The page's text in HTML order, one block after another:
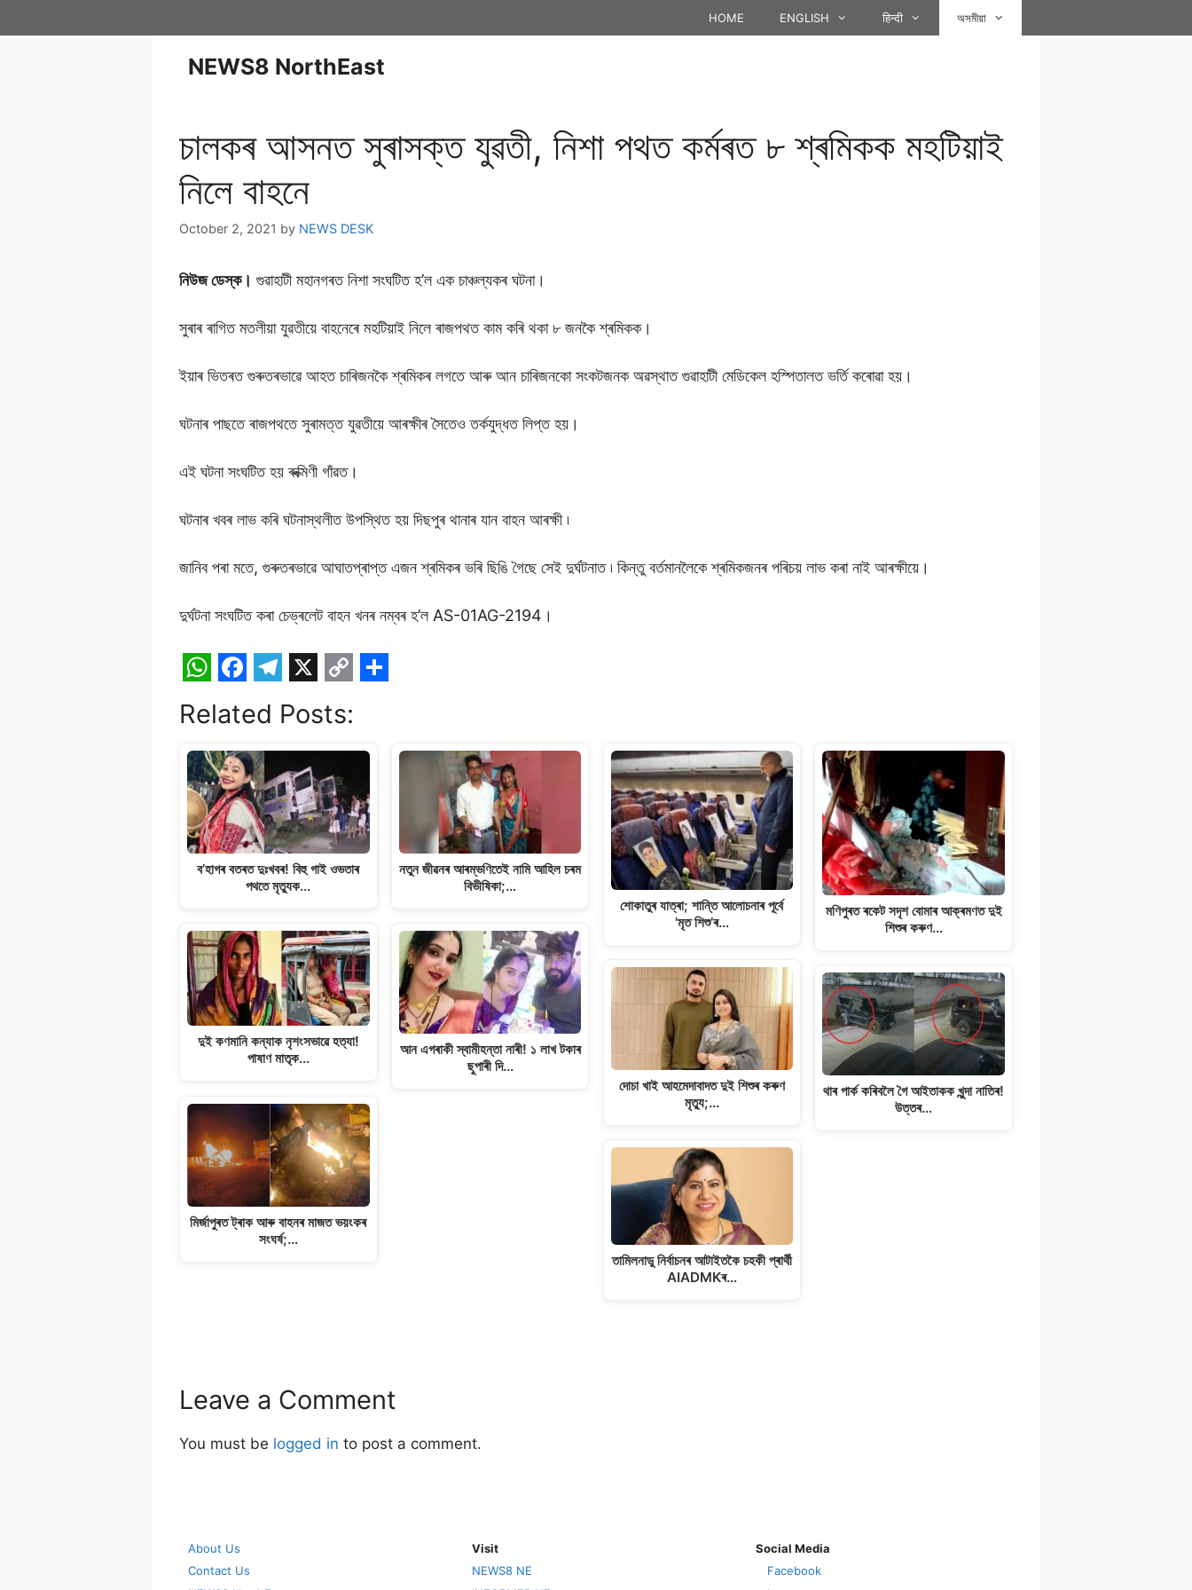
HOME ENGLISH हिन्दी অসমীয়া
NEWS8 NorthEast
চালকৰ আসনত সুৰাসক্ত যুৱতী, নিশা পথত কৰ্মৰত ৮ শ্ৰমিকক মহটিয়াই
নিলে বাহনে
October 2, 2021 by NEWS DESK
নিউজ ডেস্ক। গুৱাহাটী মহানগৰত নিশা সংঘটিত হ’ল এক চাঞ্চল্যকৰ ঘটনা।
সুৰাৰ ৰাগিত মতলীয়া যুৱতীয়ে বাহনেৰে মহটিয়াই নিলে ৰাজপথত কাম কৰি থকা ৮ জনকৈ শ্ৰমিকক।
ইয়াৰ ভিতৰত গুৰুতৰভাৱে আহত চাৰিজনকৈ শ্ৰমিকৰ লগতে আৰু আন চাৰিজনকো সংকটজনক অৱস্থাত গুৱাহাটী মেডিকেল হস্পিতালত ভৰ্তি কৰোৱা হয়।
ঘটনাৰ পাছতে ৰাজপথতে সুৰামত্ত যুৱতীয়ে আৰক্ষীৰ সৈতেও তৰ্কযুদ্ধত লিপ্ত হয়।
এই ঘটনা সংঘটিত হয় ৰুক্মিণী গাঁৱত।
ঘটনাৰ খবৰ লাভ কৰি ঘটনাস্থলীত উপস্থিত হয় দিছপুৰ থানাৰ যান বাহন আৰক্ষী ৷
জানিব পৰা মতে, গুৰুতৰভাৱে আঘাতপ্ৰাপ্ত এজন শ্ৰমিকৰ ভৰি ছিঙি গৈছে সেই দুৰ্ঘটনাত ৷ কিন্তু বৰ্তমানলৈকে শ্ৰমিকজনৰ পৰিচয় লাভ কৰা নাই আৰক্ষীয়ে।
দুৰ্ঘটনা সংঘটিত কৰা চেভ্ৰলেট বাহন খনৰ নম্বৰ হ’ল AS-01AG-2194।
h
a
t
s
A
p
a
c
e
b
o
o
e
l
e
g
r
a
m
o
p
y
L
i
n
a
e
Related Posts:
ব’হাগৰ বতৰত দুঃখবৰ! বিহু গাই ওভতাৰ
পথতে মৃত্যুক…
দুই কণমানি কন্যাক নৃশংসভাৱে হত্যা!
পাষাণ মাতৃক…
মিৰ্জাপুৰত ট্ৰাক আৰু বাহনৰ মাজত ভয়ংকৰ
সংঘৰ্ষ;…
নতুন জীৱনৰ আৰম্ভণিতেই নামি আহিল চৰম
বিভীষিকা;…
আন এগৰাকী স্বামীহন্তা নাৰী! ১ লাখ টকাৰ
ছুপাৰী দি…
শোকাতুৰ যাত্ৰা; শান্তি আলোচনাৰ পূৰ্বে
'মৃত শিশু’ৰ…
দোচা খাই আহমেদাবাদত দুই শিশুৰ কৰুণ
মৃত্যু;…
তামিলনাডু নিৰ্বাচনৰ আটাইতকৈ চহকী প্ৰাৰ্থী
AIADMKৰ…
মণিপুৰত ৰকেট সদৃশ বোমাৰ আক্ৰমণত দুই
শিশুৰ কৰুণ…
থাৰ পাৰ্ক কৰিবলৈ গৈ আইতাকক খুন্দা নাতিৰ!
উত্তৰ…
Leave a Comment
You must be logged in to post a comment.
About Us
Contact Us
Visit
NEWS8 NE
Social Media
Facebook